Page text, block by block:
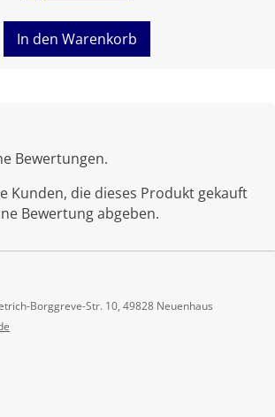
In den Warenkorb
Bewertungen.
Kunden, die dieses Produkt gekauft
Bewertung abgeben.
Borggreve-Str. 10, 49828 Neuenhaus